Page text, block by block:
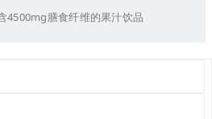
4500mg膳食纤维的果汁饮品